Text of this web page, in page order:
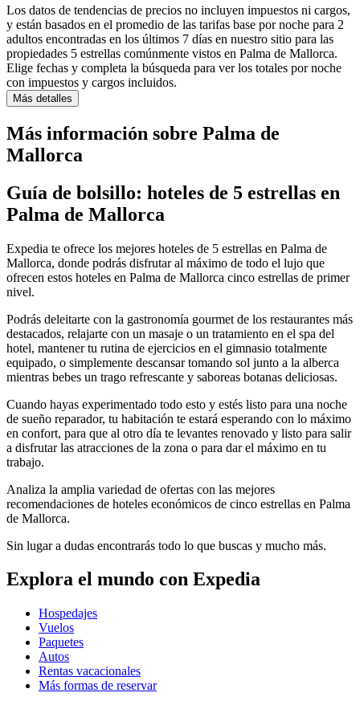
Los datos de tendencias de precios no incluyen impuestos ni cargos,
y están basados en el promedio de las tarifas base por noche para 2
adultos encontradas en los últimos 7 días en nuestro sitio para las
propiedades 5 estrellas comúnmente vistos en Palma de Mallorca.
Elige fechas y completa la búsqueda para ver los totales por noche
con impuestos y cargos incluidos.
Más detalles
Más información sobre Palma de
Mallorca
Guía de bolsillo: hoteles de 5 estrellas en
Palma de Mallorca
Expedia te ofrece los mejores hoteles de 5 estrellas en Palma de
Mallorca, donde podrás disfrutar al máximo de todo el lujo que
ofrecen estos hoteles en Palma de Mallorca cinco estrellas de primer
nivel.
Podrás deleitarte con la gastronomía gourmet de los restaurantes más
destacados, relajarte con un masaje o un tratamiento en el spa del
hotel, mantener tu rutina de ejercicios en el gimnasio totalmente
equipado, o simplemente descansar tomando sol junto a la alberca
mientras bebes un trago refrescante y saboreas botanas deliciosas.
Cuando hayas experimentado todo esto y estés listo para una noche
de sueño reparador, tu habitación te estará esperando con lo máximo
en confort, para que al otro día te levantes renovado y listo para salir
a disfrutar las atracciones de la zona o para dar el máximo en tu
trabajo.
Analiza la amplia variedad de ofertas con las mejores
recomendaciones de hoteles económicos de cinco estrellas en Palma
de Mallorca.
Sin lugar a dudas encontrarás todo lo que buscas y mucho más.
Explora el mundo con Expedia
Hospedajes
Vuelos
Paquetes
Autos
Rentas vacacionales
Más formas de reservar